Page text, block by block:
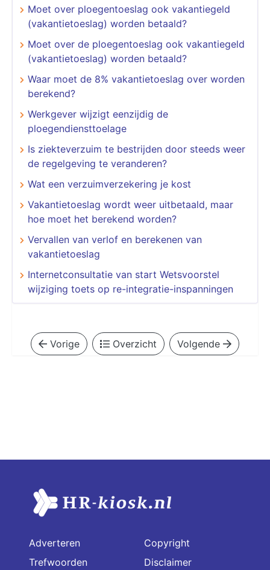
Moet over ploegentoeslag ook vakantiegeld
(vakantietoeslag) worden betaald?
Moet over de ploegentoeslag ook vakantiegeld
(vakantietoeslag) worden betaald?
Waar moet de 8% vakantietoeslag over worden
berekend?
Werkgever wijzigt eenzijdig de
ploegendiensttoelage
Is ziekteverzuim te bestrijden door steeds weer
de regelgeving te veranderen?
Wat een verzuimverzekering je kost
Vakantietoeslag wordt weer uitbetaald, maar
hoe moet het berekend worden?
Vervallen van verlof en berekenen van
vakantietoeslag
Internetconsultatie van start Wetsvoorstel
wijziging toets op re-integratie-inspanningen
Vorige Overzicht Volgende
Adverteren
Trefwoorden
Copyright
Disclaimer